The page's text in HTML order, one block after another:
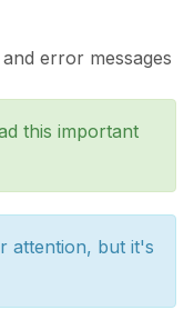
error messages
this important
attention, but it's